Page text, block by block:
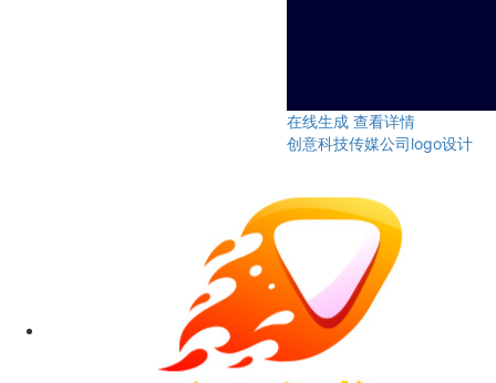
在线生成 查看详情
创意科技传媒公司logo设计